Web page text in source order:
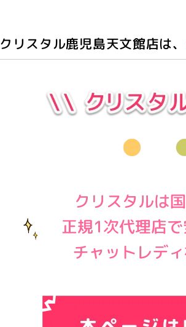
クリスタル鹿児島天文館店は、